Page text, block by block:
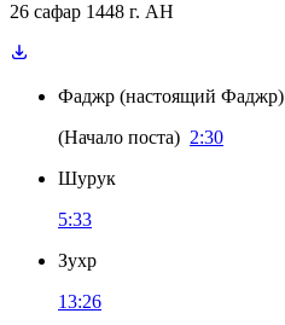
26 сафар 1448 г. AH
Фаджр (настоящий Фаджр)
(Начало поста) 2:30
Шурук
5:33
Зухр
13:26